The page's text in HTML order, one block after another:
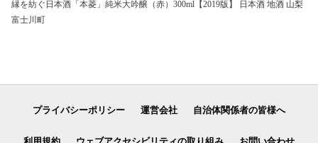
縁を紡ぐ日本酒「本菱」純米大吟醸（赤）300ml【2019版】 日本酒 地酒 山梨
富士川町
プライバシーポリシー 運営会社 自治体関係者の皆様へ